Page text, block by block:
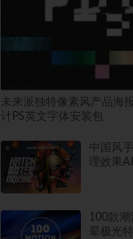
未来派独特像素风产品海
计PS英文字体安装包
中国风
理效果
100款
晕极光